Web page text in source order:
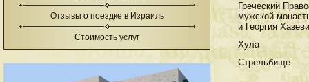
Отзывы о поездке в Израиль
Стоимость услуг
Греческий
мужской
и Георгия
Хула
Стрельбище